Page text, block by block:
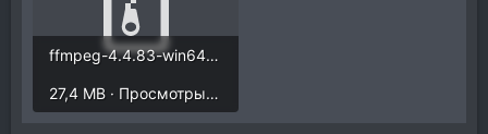
ffmpeg-4.4.83-win64-shared.rar
27,4 MB · Просмотры: 282